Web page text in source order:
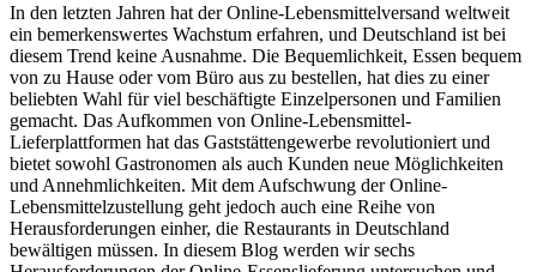
In den letzten Jahren hat der Online-Lebensmittelversand weltweit
ein bemerkenswertes Wachstum erfahren, und Deutschland ist bei
diesem Trend keine Ausnahme. Die Bequemlichkeit, Essen bequem
von zu Hause oder vom Büro aus zu bestellen, hat dies zu einer
beliebten Wahl für viel beschäftigte Einzelpersonen und Familien
gemacht. Das Aufkommen von Online-Lebensmittel-
Lieferplattformen hat das Gaststättengewerbe revolutioniert und
bietet sowohl Gastronomen als auch Kunden neue Möglichkeiten
und Annehmlichkeiten. Mit dem Aufschwung der Online-
Lebensmittelzustellung geht jedoch auch eine Reihe von
Herausforderungen einher, die Restaurants in Deutschland
bewältigen müssen. In diesem Blog werden wir sechs